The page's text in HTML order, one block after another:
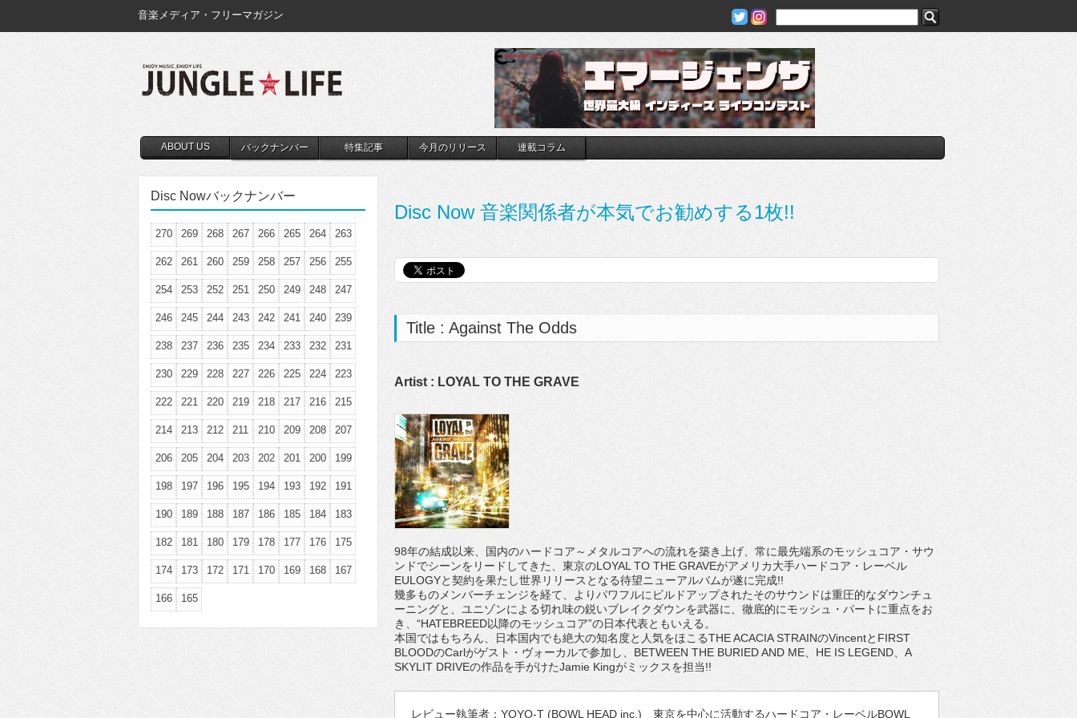
音楽メディア・フリーマガジン
ABOUT US バックナンバー 特集記事 今月のリリース 連載コラム
Disc Now 音楽関係者が本気でお勧めする1枚!!
Title : Against The Odds
Artist : LOYAL TO THE GRAVE
98年の結成以来、国内のハードコア～メタルコアへの流れを築き上げ、常に最先端系のモッシュコア・サウ
ンドでシーンをリードしてきた、東京のLOYAL TO THE GRAVEがアメリカ大手ハードコア・レーベル
EULOGYと契約を果たし世界リリースとなる待望ニューアルバムが遂に完成!!
幾多ものメンバーチェンジを経て、よりパワフルにビルドアップされたそのサウンドは重圧的なダウンチュ
ーニングと、ユニゾンによる切れ味の鋭いブレイクダウンを武器に、徹底的にモッシュ・パートに重点をお
き、“HATEBREED以降のモッシュコア”の日本代表ともいえる。
本国ではもちろん、日本国内でも絶大の知名度と人気をほこるTHE ACACIA STRAINのVincentとFIRST
BLOODのCarlがゲスト・ヴォーカルで参加し、BETWEEN THE BURIED AND ME、HE IS LEGEND、A
SKYLIT DRIVEの作品を手がけたJamie Kingがミックスを担当!!
レビュー執筆者：YOYO-T (BOWL HEAD inc.) 東京を中心に活動するハードコア・レーベルBOWL
Disc Nowバックナンバー
270 269 268 267 266 265 264 263
262 261 260 259 258 257 256 255
254 253 252 251 250 249 248 247
246 245 244 243 242 241 240 239
238 237 236 235 234 233 232 231
230 229 228 227 226 225 224 223
222 221 220 219 218 217 216 215
214 213 212 211 210 209 208 207
206 205 204 203 202 201 200 199
198 197 196 195 194 193 192 191
190 189 188 187 186 185 184 183
182 181 180 179 178 177 176 175
174 173 172 171 170 169 168 167
166 165